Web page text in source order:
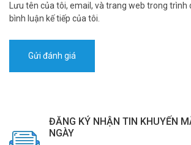
Lưu tên của tôi, email, và trang web trong trình
bình luận kế tiếp của tôi.
ĐĂNG KÝ NHẬN TIN KHUYẾN
NGÀY